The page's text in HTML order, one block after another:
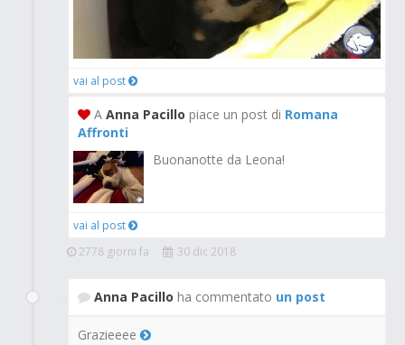
vai al post
A Anna Pacillo piace un post di Romana
Affronti
Buonanotte da Leona!
vai al post
2778 giorni fa
30 dic 2018
Anna Pacillo ha commentato un post
Grazieeee